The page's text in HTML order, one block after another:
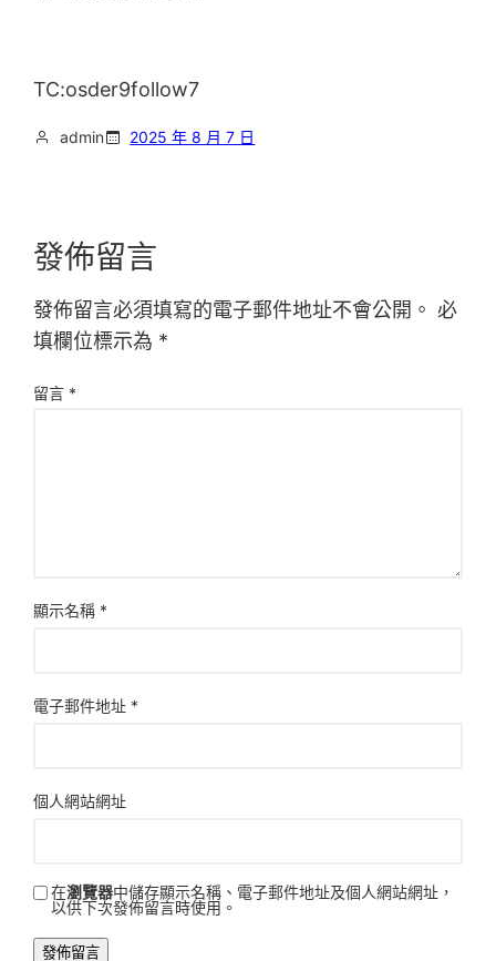
TC:osder9follow7
admin 2025 年 8 月 7 日
發佈留言
發佈留言必須填寫的電子郵件地址不會公開。 必
填欄位標示為 *
留言 *
顯示名稱 *
電子郵件地址 *
個人網站網址
在瀏覽器中儲存顯示名稱、電子郵件地址及個人網站網址，
以供下次發佈留言時使用。